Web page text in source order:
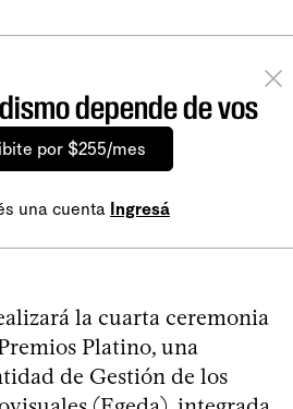
depende de vos
por $255/mes
una cuenta Ingresá
la cuarta ceremonia
Platino, una
de Gestión de los